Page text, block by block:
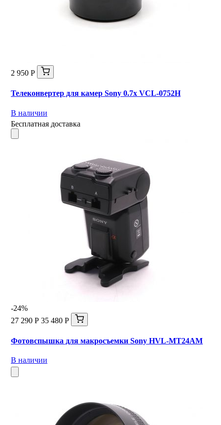
2 950 Р
Телеконвертер для камер Sony 0.7x VCL-0752H
В наличии
Бесплатная доставка
-24%
27 290 Р 35 480 Р
Фотовспышка для макросъемки Sony HVL-MT24AM
В наличии